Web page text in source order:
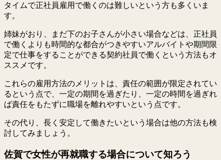
タイムで正社員雇用で働くのは難しいという方も多くいま
す。
姉妹がおり、まだ下のお子さんが小さい場合などは、正社員
で働くよりも時間的な都合がつきやすいアルバイトや期間限
定で仕事をすることができる契約社員で働くという方法もオ
ススメです。
これらの雇用方法のメリットは、責任の範囲が限定されてい
るという点で、一定の期間を過ぎたり、一定の時間を過ぎれ
ば責任をもたずに職場を離れやすいという点です。
その代り、長く安定して働きたいという場合は他の方法も検
討してみましょう。
佐賀で女性が再就職する場合について知ろう